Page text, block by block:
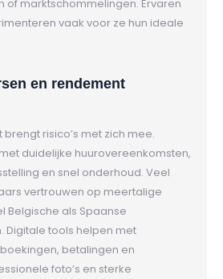
of marktschommelingen. Ervaren
vaak voor ze hun ideale
en rendement
brengt risico’s met zich mee.
duidelijke huurovereenkomsten,
en snel onderhoud. Veel
vertrouwen op meertalige
Belgische als Spaanse
Digitale tools helpen met
betalingen en
foto’s en sterke